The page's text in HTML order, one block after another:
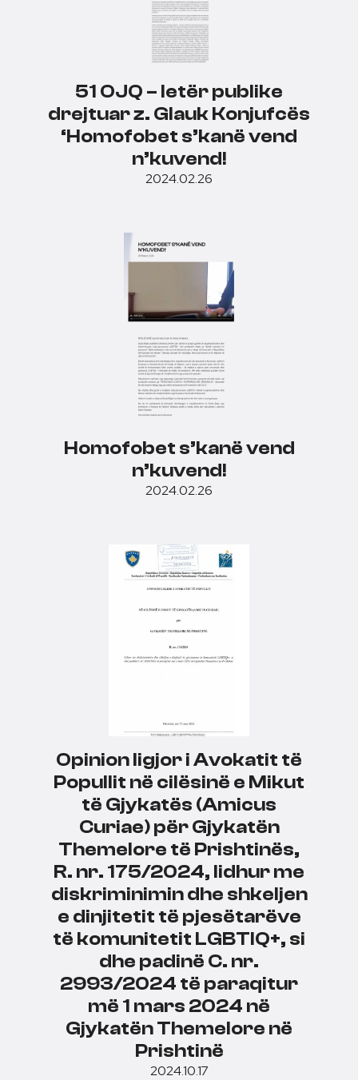
51 OJQ – letër publike
drejtuar z. Glauk Konjufcës
‘Homofobet s’kanë vend
n’kuvend!
2024.02.26
Homofobet s’kanë vend
n’kuvend!
2024.02.26
Opinion ligjor i Avokatit të
Popullit në cilësinë e Mikut
të Gjykatës (Amicus
Curiae) për Gjykatën
Themelore të Prishtinës,
R. nr. 175/2024, lidhur me
diskriminimin dhe shkeljen
e dinjitetit të pjesëtarëve
të komunitetit LGBTIQ+, si
dhe padinë C. nr.
2993/2024 të paraqitur
më 1 mars 2024 në
Gjykatën Themelore në
Prishtinë
2024.10.17